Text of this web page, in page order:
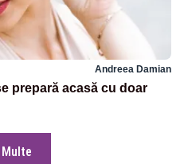
Andreea Damian
prepară acasă cu doar